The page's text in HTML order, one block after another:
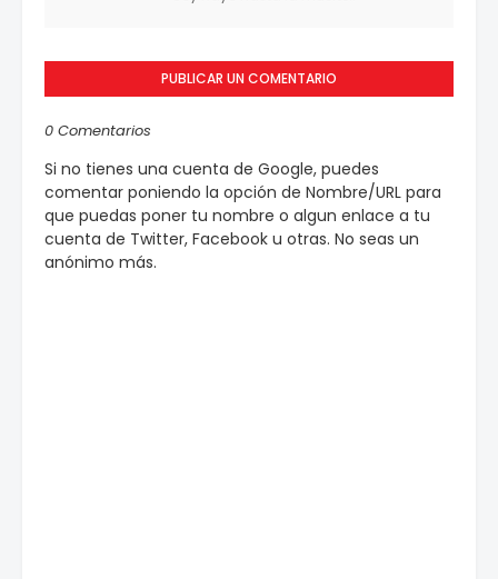
PUBLICAR UN COMENTARIO
0 Comentarios
Si no tienes una cuenta de Google, puedes
comentar poniendo la opción de Nombre/URL para
que puedas poner tu nombre o algun enlace a tu
cuenta de Twitter, Facebook u otras. No seas un
anónimo más.